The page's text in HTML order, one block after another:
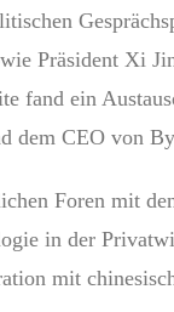
Präsident Xi
fand ein
dem CEO von
Foren mit
in der
mit